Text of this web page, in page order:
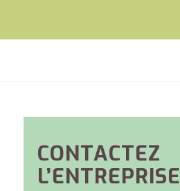
CONTACTEZ
L’ENTREPRISE